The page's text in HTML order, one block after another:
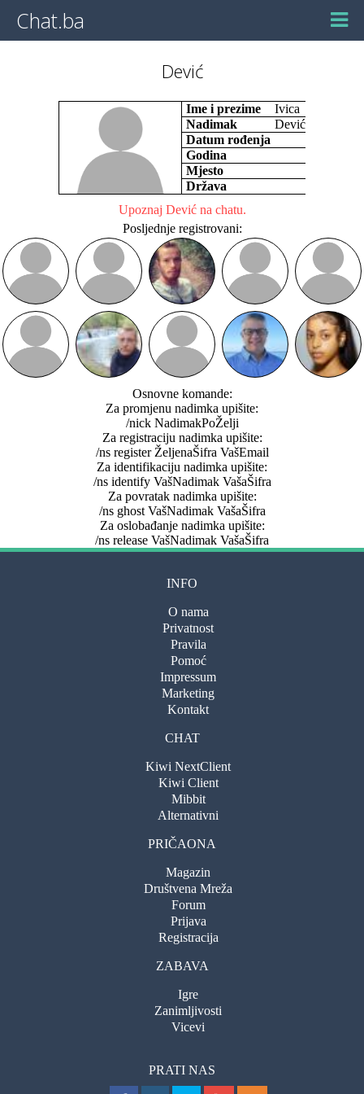
Chat.ba
Dević
Ime i prezime
Ivica
Nadimak
Dević
Datum rođenja
Godina
Mjesto
Država
Upoznaj Dević na chatu.
Posljednje registrovani:
Osnovne komande:
Za promjenu nadimka upišite:
/nick NadimakPoŽelji
Za registraciju nadimka upišite:
/ns register ŽeljenaŠifra VašEmail
Za identifikaciju nadimka upišite:
/ns identify VašNadimak VašaŠifra
Za povratak nadimka upišite:
/ns ghost VašNadimak VašaŠifra
Za oslobađanje nadimka upišite:
/ns release VašNadimak VašaŠifra
INFO
O nama
Privatnost
Pravila
Pomoć
Impressum
Marketing
Kontakt
CHAT
Kiwi NextClient
Kiwi Client
Mibbit
Alternativni
PRIČAONA
Magazin
Društvena Mreža
Forum
Prijava
Registracija
ZABAVA
Igre
Zanimljivosti
Vicevi
PRATI NAS